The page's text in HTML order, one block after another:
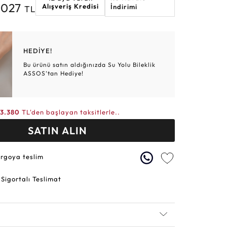
Elmas Bilezikler
Altın Tesbihler
Altın Hasır Setler
Violet
TL
Alışveriş Kredisi
İndirimi
HEDİYE!
Bu ürünü satın aldığınızda Su Yolu Bileklik
ASSOS’tan Hediye!
TL'den başlayan taksitlerle..
SATIN ALIN
teslim
Teslimat